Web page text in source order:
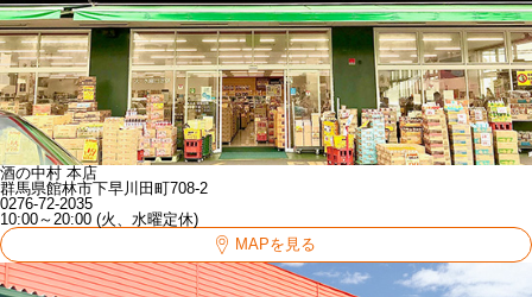
酒の中村 本店
群馬県館林市下早川田町708-2
0276-72-2035
10:00～20:00 (火、水曜定休)
MAPを見る